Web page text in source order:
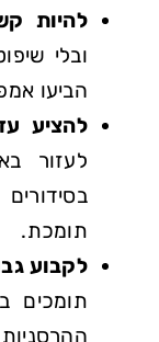
להיות
ובלי
הביעו
להציע
לעזור
תומכת.
לקבוע
תומכים